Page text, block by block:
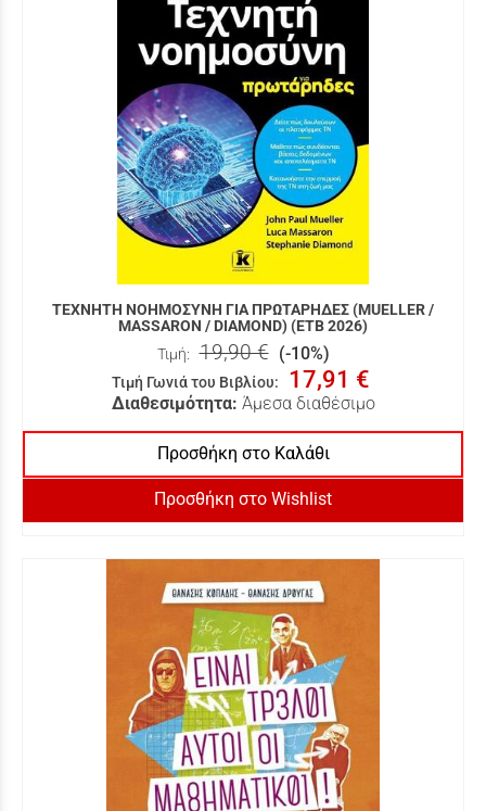
ΤΕΧΝΗΤΗ ΝΟΗΜΟΣΥΝΗ ΓΙΑ ΠΡΩΤΑΡΗΔΕΣ (MUELLER /
MASSARON / DIAMOND) (ΕΤΒ 2026)
Τιμή: 19,90 € (-10%)
Τιμή Γωνιά του Βιβλίου: 17,91 €
Διαθεσιμότητα: Άμεσα διαθέσιμο
Προσθήκη στο Καλάθι
Προσθήκη στο Wishlist